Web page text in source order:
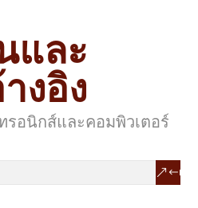
และ
งอิง
รอนิกส์และคอมพิวเตอร์